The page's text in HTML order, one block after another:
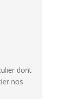
dont
nos